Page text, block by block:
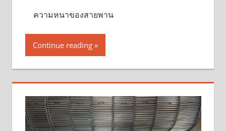
ความหนาของสายพาน
Continue reading